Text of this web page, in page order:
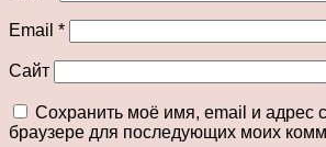
Email *
Сайт
Сохранить моё имя, email и адрес
браузере для последующих моих